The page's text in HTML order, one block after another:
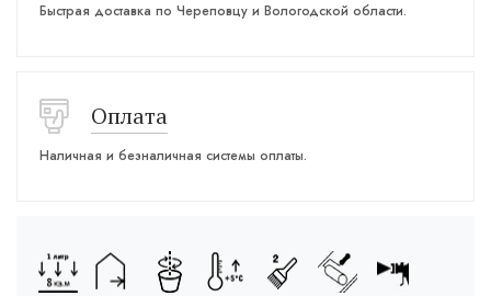
Быстрая доставка по Череповцу и Вологодской области.
Оплата
Наличная и безналичная системы оплаты.